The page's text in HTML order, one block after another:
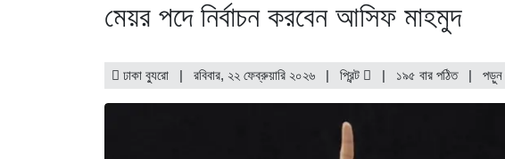
মেয়র পদে নির্বাচন করবেন আসিফ মাহমুদ
ঢাকা ব্যুরো | রবিবার, ২২ ফেব্রুয়ারি ২০২৬ | প্রিন্ট | ১৯৫ বার পঠিত | পড়ুন